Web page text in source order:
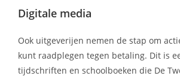
Digitale media
Ook uitgeverijen nemen de stap om
kunt raadplegen tegen betaling. Dit is
tijdschriften en schoolboeken die De